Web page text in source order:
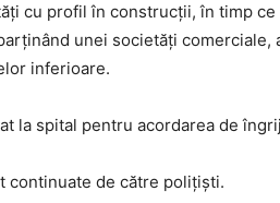
cu profil în construcții, în timp
unei societăți comerciale,
inferioare.
la spital pentru acordarea de
continuate de către polițiști.